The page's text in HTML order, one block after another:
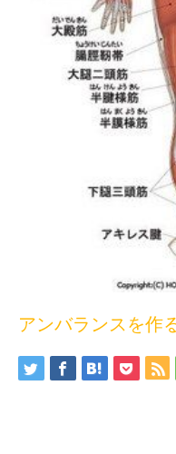
アンバランスを作